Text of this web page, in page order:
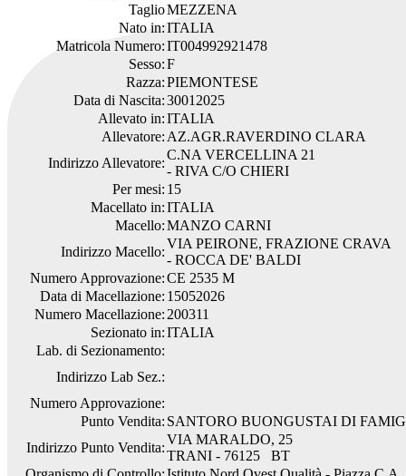
TaglioMEZZENA
Nato in:ITALIA
Matricola Numero:IT004992921478
Sesso:F
Razza:PIEMONTESE
Data di Nascita:30012025
Allevato in:ITALIA
Allevatore: AZ.AGR.RAVERDINO CLARA
Indirizzo Allevatore:
C.NA VERCELLINA 21
- RIVA C/O CHIERI
Per mesi: 15
Macellato in:ITALIA
Macello:MANZO CARNI
Indirizzo Macello:
VIA PEIRONE, FRAZIONE CRAVA
- ROCCA DE' BALDI
Numero Approvazione:CE 2535 M
Data di Macellazione: 15052026
Numero Macellazione: 200311
Sezionato in:ITALIA
Lab. di Sezionamento:
Indirizzo Lab Sez.:
Numero Approvazione:
Punto Vendita: SANTORO BUONGUSTAI DI
Indirizzo Punto Vendita:
VIA MARALDO, 25
TRANI - 76125 BT